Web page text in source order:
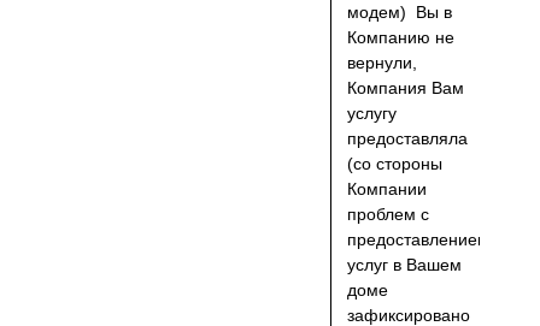
модем) Вы в
Компанию не
вернули,
Компания Вам
услугу
предоставляла
(со стороны
Компании
проблем с
предоставлением
услуг в Вашем
доме
зафиксировано